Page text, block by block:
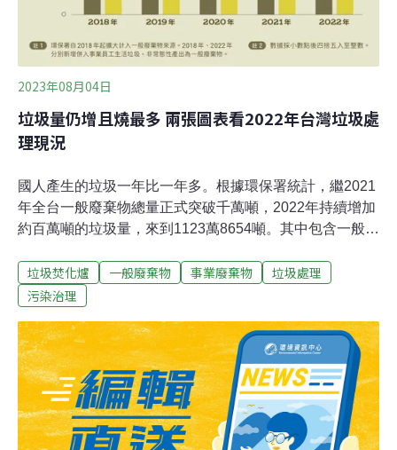
2023年08月04日
垃圾量仍增且燒最多 兩張圖表看2022年台灣垃圾處
理現況
國人產生的垃圾一年比一年多。根據環保署統計，繼2021
年全台一般廢棄物總量正式突破千萬噸，2022年持續增加
約百萬噸的垃圾量，來到1123萬8654噸。其中包含一般垃
垃圾焚化量更創下環保署公開統計以來的最高紀錄。本文
以兩張圖表說明2022年台灣垃圾處理現況。一、六都垃圾
皆有成長，與2021年相較，成長幅度前三名依序為新北
（51.3萬噸）、台中（26萬噸）、高雄（17.6萬噸）。其
中，新北市2022年垃圾總量來到207.9萬噸，人均垃圾量
成長33%。環保署環境督察總隊簡任技正劉俊廸指出，環
保署近年擴大計算一般廢棄物來源，例如2018年起一般辦
公大樓產出的餐盒、衛生紙等「事業員工生活垃圾」計為
垃圾焚化爐 一般廢棄物 事業廢棄物
垃圾處理
污染治理